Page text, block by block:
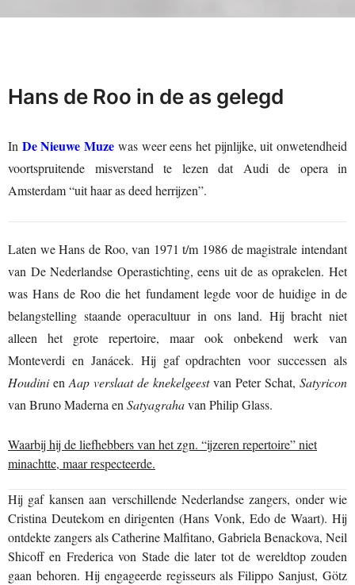
Hans de Roo in de as gelegd
In De Nieuwe Muze was weer eens het pijnlijke, uit onwetendheid
voortspruitende misverstand te lezen dat Audi de opera in
Amsterdam “uit haar as deed herrijzen”.
Laten we Hans de Roo, van 1971 t/m 1986 de magistrale intendant
van De Nederlandse Operastichting, eens uit de as oprakelen. Het
was Hans de Roo die het fundament legde voor de huidige in de
belangstelling staande operacultuur in ons land. Hij bracht niet
alleen het grote repertoire, maar ook onbekend werk van
Monteverdi en Janácek. Hij gaf opdrachten voor successen als
Houdinien Aap verslaat de knekelgeestvan Peter Schat, Satyricon
van Bruno Maderna en Satyagrahavan Philip Glass.
Waarbij hij de liefhebbers van het zgn. “ijzeren repertoire” niet
minachtte, maar respecteerde.
Hij gaf kansen aan verschillende Nederlandse zangers, onder wie
Cristina Deutekom en dirigenten (Hans Vonk, Edo de Waart). Hij
ontdekte zangers als Catherine Malfitano, Gabriela Benackova, Neil
Shicoff en Frederica von Stade die later tot de wereldtop zouden
gaan behoren. Hij engageerde regisseurs als Filippo Sanjust, Götz